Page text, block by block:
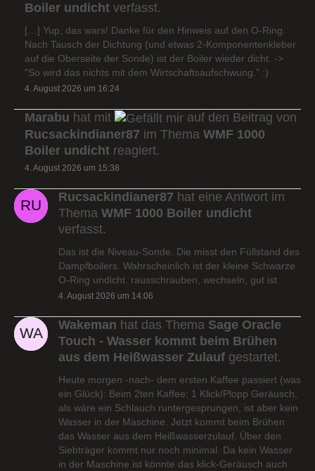
Boiler undicht verfasst.
[…] Yup, das wars! Danke für den Hinweis auf den O-Ring.
Nach Tausch der Dichtung (und etwas 2-Komponentenkleber
auf die Oberseite der Sonde) ist der Boiler wieder dicht. ->
"So wird das nichts mit dem Wirtschaftsaufschwung." :)
4. August 2026 um 16:24
Marabu hat mit
auf den Beitrag von
Rucsackindianer87 im Thema WMF 1000
Boiler undicht reagiert.
4. August 2026 um 15:38
Rucsackindianer87 hat eine Antwort im
Thema WMF 1000 Boiler undicht
verfasst.
Das ist die Niveau-Sonde. Die misst den Füllstand des
Dampfboilers. Wahrscheinlich ist der kleine Schwarze
O-Ring undicht. rausschrauben, wechseln, gut ist
4. August 2026 um 14:06
Wakeman hat das Thema Sage Oracle
Touch - Wasser kommt beim Brühen
aus dem Heißwasser Zulauf gestartet.
Heute morgen -nach- dem ersten Kaffee passiert (was
ein Glück): Beim 2ten Kaffee: 1 Klick/Plopp Geräusch,
als wäre ein Schlauch runtergesprungen, ist aber kein
Wasser in der Maschine. Jetzt kommt beim Brühen
das Wasser aus dem Heißwasserzulauf. Über den
Siebträger kommt nur noch minimal. Da kein Wasser
in der Maschine ist könnte das klick-Geräusch auch